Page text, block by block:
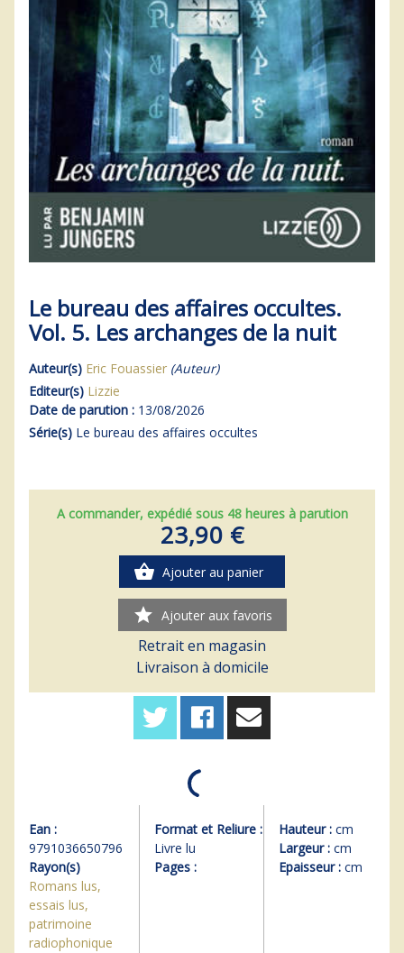
Le bureau des affaires occultes.
Vol. 5. Les archanges de la nuit
Auteur(s) Eric Fouassier (Auteur)
Editeur(s) Lizzie
Date de parution : 13/08/2026
Série(s) Le bureau des affaires occultes
A commander, expédié sous 48 heures à parution
23,90 €
shopping_basket Ajouter au panier
star Ajouter aux favoris
Retrait en magasin
Livraison à domicile
Ean :
9791036650796
Rayon(s)
Romans lus,
essais lus,
patrimoine
radiophonique
Format et Reliure :
Livre lu
Pages :
Hauteur : cm
Largeur : cm
Epaisseur : cm